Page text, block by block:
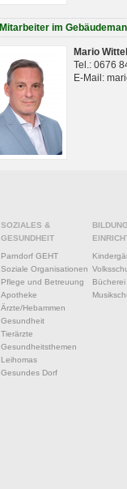
Mitarbeiter im
Mario
Tel.: 0676
E-Mail:
SOZIALES &
GESUNDHEIT
Parndorf GEHT
Soziale Organisationen
Pflege und Betreuung
Apotheke
Ärzte/Hebammen
Gesundheit
Tierärzte
Gesundheitsthemen
Leihomas
Gesundes Dorf
Bücherei